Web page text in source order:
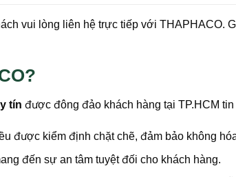
vui lòng liên hệ trực tiếp với THAPHACO.
tín được đông đảo khách hàng tại TP.HCM
được kiểm định chặt chẽ, đảm bảo không
đến sự an tâm tuyệt đối cho khách hàng.